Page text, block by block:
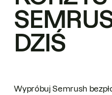
DZIŚ
Wypróbuj Semrush